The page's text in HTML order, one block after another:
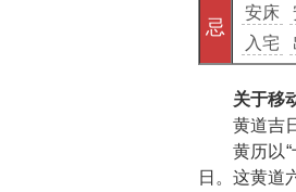
忌
安床
入宅
关于移
黄道吉
黄历以
日。这黄道